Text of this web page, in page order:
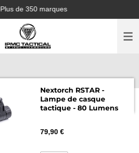
Plus de 350 marques
Nextorch RSTAR -
Lampe de casque
tactique - 80 Lumens
79,90 €